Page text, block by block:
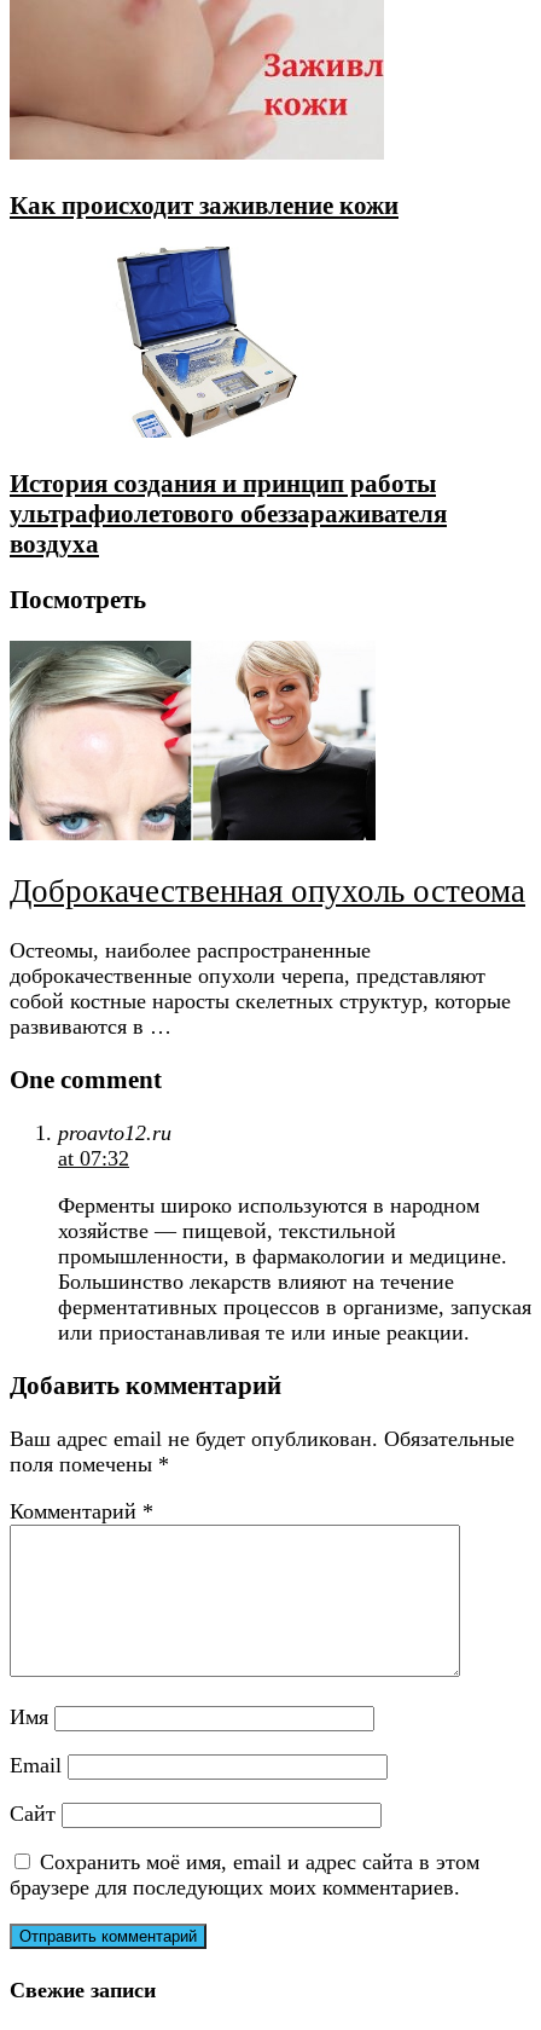
Как происходит заживление кожи
История создания и принцип работы
ультрафиолетового обеззараживателя
воздуха
Посмотреть
Доброкачественная опухоль остеома
Остеомы, наиболее распространенные
доброкачественные опухоли черепа, представляют
собой костные наросты скелетных структур, которые
развиваются в …
One comment
proavto12.ru
at 07:32
Ферменты широко используются в народном
хозяйстве — пищевой, текстильной
промышленности, в фармакологии и медицине.
Большинство лекарств влияют на течение
ферментативных процессов в организме, запуская
или приостанавливая те или иные реакции.
Добавить комментарий
Ваш адрес email не будет опубликован. Обязательные
поля помечены *
Комментарий *
Имя
Email
Сайт
Сохранить моё имя, email и адрес сайта в этом
браузере для последующих моих комментариев.
Свежие записи